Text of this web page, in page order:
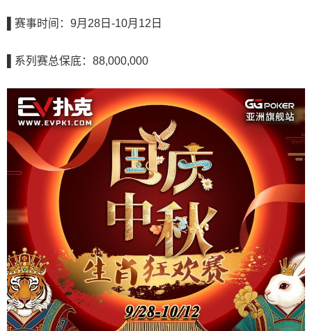
▌赛事时间：9月28日-10月12日
▌系列赛总保底：88,000,000